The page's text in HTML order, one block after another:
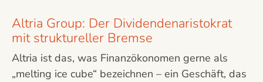
Altria Group: Der Dividendenaristokrat
mit struktureller Bremse
Altria ist das, was Finanzökonomen gerne als
„melting ice cube“ bezeichnen – ein Geschäft, das